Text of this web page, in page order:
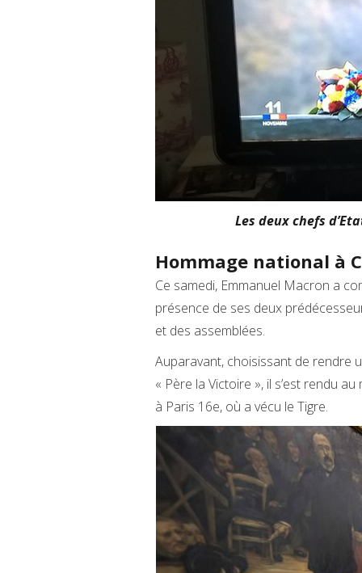
Les deux chefs
Hommage national à
Ce samedi, Emmanuel Macron a
présence de ses deux
et des assemblées.
Auparavant, choisissant de rendre
« Père la Victoire », il s’est rendu
à Paris 16e, où a vécu le Tigre.